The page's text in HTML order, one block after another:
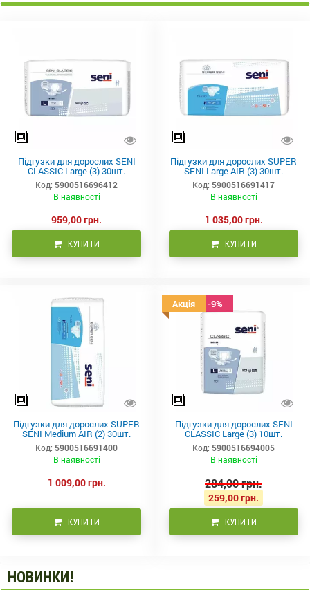
Підгузки для дорослих SENI
CLASSIC Large (3) 30шт.
Код: 5900516696412
В наявності
959,00 грн.
КУПИТИ
Підгузки для дорослих SUPER
SENI Large AIR (3) 30шт.
Код: 5900516691417
В наявності
1 035,00 грн.
КУПИТИ
Підгузки для дорослих SUPER
SENI Medium AIR (2) 30шт.
Код: 5900516691400
В наявності
1 009,00 грн.
КУПИТИ
Знижка -9%
Акція
Підгузки для дорослих SENI
CLASSIC Large (3) 10шт.
Код: 5900516694005
В наявності
284,00 грн.
259,00 грн.
КУПИТИ
НОВИНКИ!